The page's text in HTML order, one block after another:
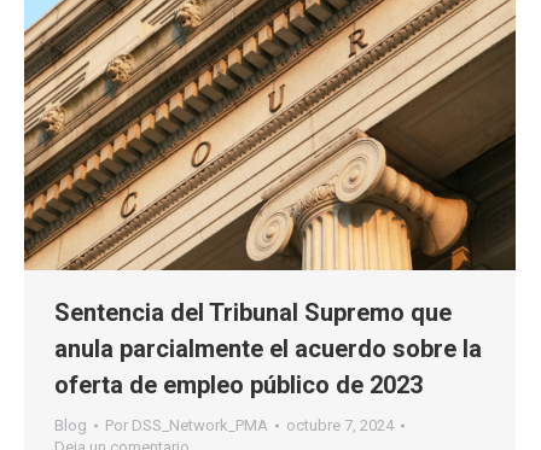
Sentencia del Tribunal Supremo que
anula parcialmente el acuerdo sobre la
oferta de empleo público de 2023
Blog Por DSS_Network_PMA
octubre 7, 2024